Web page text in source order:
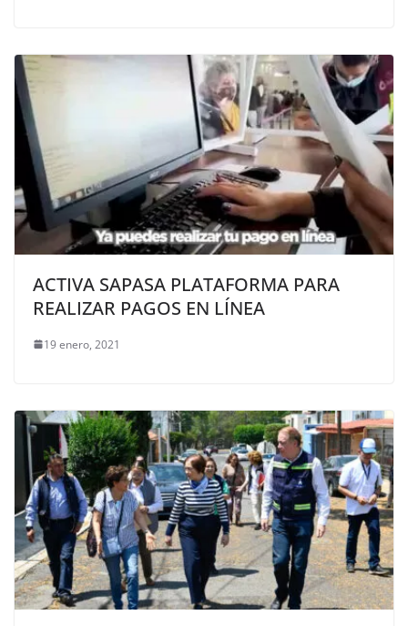
ACTIVA SAPASA PLATAFORMA PARA
REALIZAR PAGOS EN LÍNEA
19 enero, 2021